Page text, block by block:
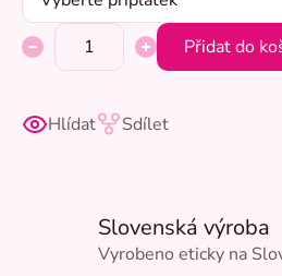
Přidat do
Hlídat Sdílet
Slovenská výroba
Vyrobeno eticky na